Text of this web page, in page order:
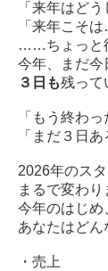
「来年はどう
「来年こそは
……ちょっと
今年、まだ今
３日も残って
「もう終わ
「まだ３日
2026年のス
まるで変わり
今年のはじめ
あなたはどん
・売上